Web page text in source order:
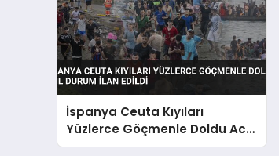
İspanya Ceuta Kıyıları
Yüzlerce Göçmenle Doldu Acil
Durum İlan Edildi